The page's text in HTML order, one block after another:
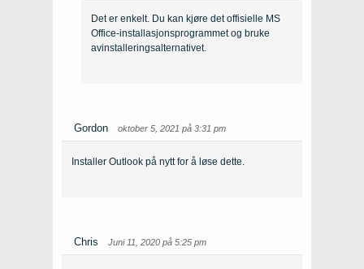
Det er enkelt. Du kan kjøre det offisielle MS
Office-installasjonsprogrammet og bruke
avinstalleringsalternativet.
Gordon oktober 5, 2021 på 3:31 pm
Installer Outlook på nytt for å løse dette.
Chris Juni 11, 2020 på 5:25 pm